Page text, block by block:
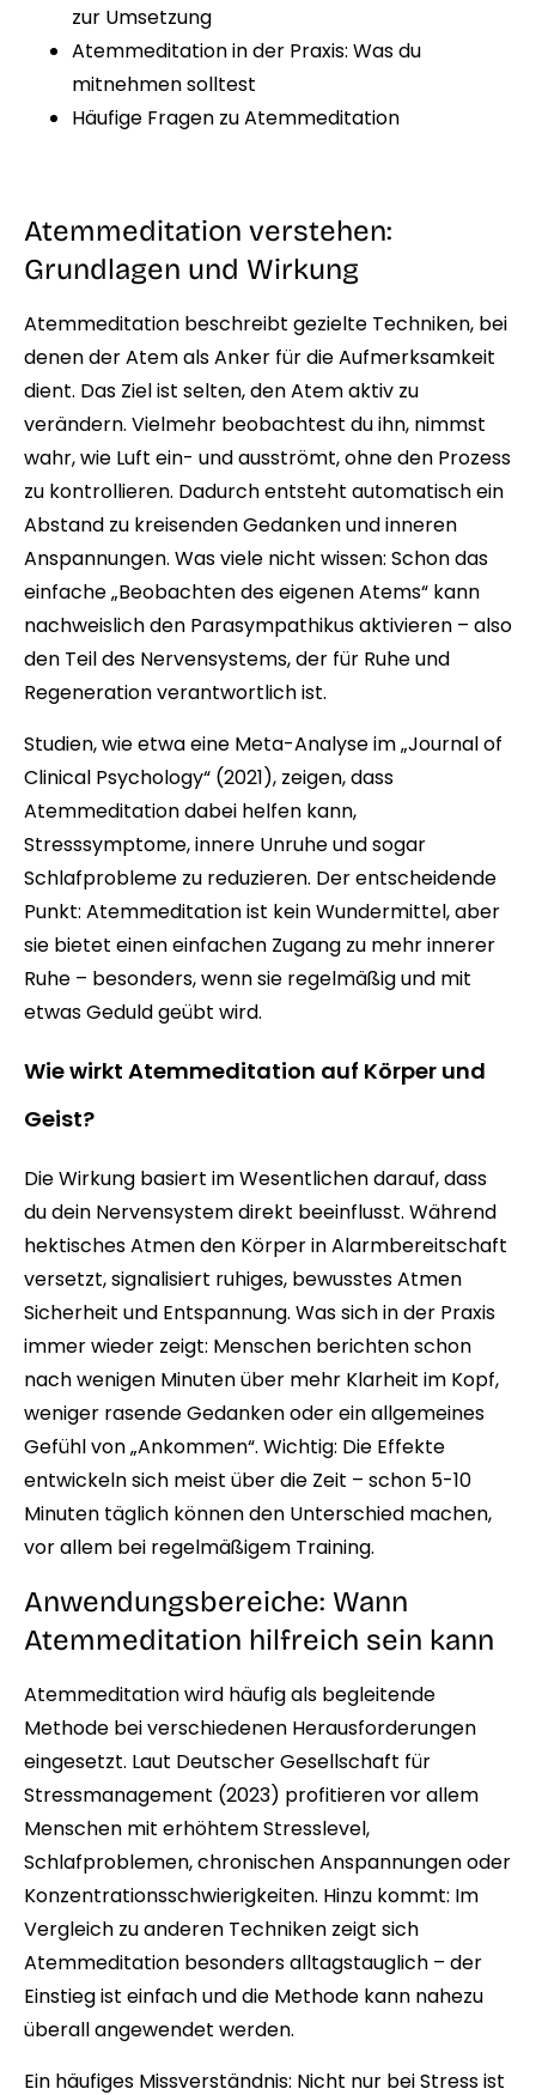
zur Umsetzung
Atemmeditation in der Praxis: Was du
mitnehmen solltest
Häufige Fragen zu Atemmeditation
Atemmeditation verstehen:
Grundlagen und Wirkung
Atemmeditation beschreibt gezielte Techniken, bei
denen der Atem als Anker für die Aufmerksamkeit
dient. Das Ziel ist selten, den Atem aktiv zu
verändern. Vielmehr beobachtest du ihn, nimmst
wahr, wie Luft ein- und ausströmt, ohne den Prozess
zu kontrollieren. Dadurch entsteht automatisch ein
Abstand zu kreisenden Gedanken und inneren
Anspannungen. Was viele nicht wissen: Schon das
einfache „Beobachten des eigenen Atems“ kann
nachweislich den Parasympathikus aktivieren – also
den Teil des Nervensystems, der für Ruhe und
Regeneration verantwortlich ist.
Studien, wie etwa eine Meta-Analyse im „Journal of
Clinical Psychology“ (2021), zeigen, dass
Atemmeditation dabei helfen kann,
Stresssymptome, innere Unruhe und sogar
Schlafprobleme zu reduzieren. Der entscheidende
Punkt: Atemmeditation ist kein Wundermittel, aber
sie bietet einen einfachen Zugang zu mehr innerer
Ruhe – besonders, wenn sie regelmäßig und mit
etwas Geduld geübt wird.
Wie wirkt Atemmeditation auf Körper und
Geist?
Die Wirkung basiert im Wesentlichen darauf, dass
du dein Nervensystem direkt beeinflusst. Während
hektisches Atmen den Körper in Alarmbereitschaft
versetzt, signalisiert ruhiges, bewusstes Atmen
Sicherheit und Entspannung. Was sich in der Praxis
immer wieder zeigt: Menschen berichten schon
nach wenigen Minuten über mehr Klarheit im Kopf,
weniger rasende Gedanken oder ein allgemeines
Gefühl von „Ankommen“. Wichtig: Die Effekte
entwickeln sich meist über die Zeit – schon 5-10
Minuten täglich können den Unterschied machen,
vor allem bei regelmäßigem Training.
Anwendungsbereiche: Wann
Atemmeditation hilfreich sein kann
Atemmeditation wird häufig als begleitende
Methode bei verschiedenen Herausforderungen
eingesetzt. Laut Deutscher Gesellschaft für
Stressmanagement (2023) profitieren vor allem
Menschen mit erhöhtem Stresslevel,
Schlafproblemen, chronischen Anspannungen oder
Konzentrationsschwierigkeiten. Hinzu kommt: Im
Vergleich zu anderen Techniken zeigt sich
Atemmeditation besonders alltagstauglich – der
Einstieg ist einfach und die Methode kann nahezu
überall angewendet werden.
Ein häufiges Missverständnis: Nicht nur bei Stress ist